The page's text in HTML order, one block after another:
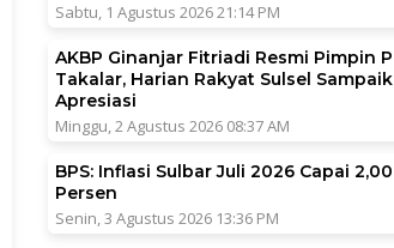
Sabtu, 1 Agustus 2026 21:14 PM
AKBP Ginanjar Fitriadi Resmi Pimpin
Takalar, Harian Rakyat Sulsel
Apresiasi
Minggu, 2 Agustus 2026 08:37 AM
BPS: Inflasi Sulbar Juli 2026 Capai 2,00
Persen
Senin, 3 Agustus 2026 13:36 PM